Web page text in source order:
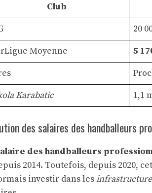
Club
20
Moyenne
5
Karabatic
1,1
des salaires des handballeurs
des handballeurs
2014. Toutefois, depuis 2020,
investir dans les